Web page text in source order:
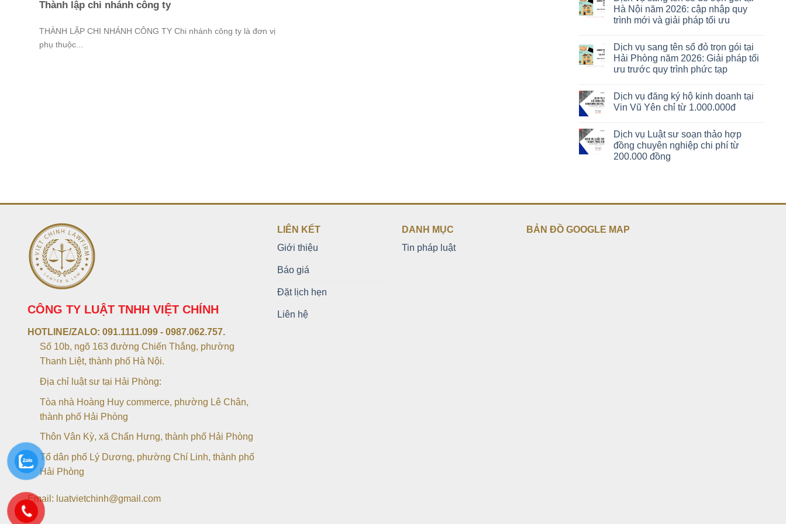
Thành lập chi nhánh công ty
THÀNH LẬP CHI NHÁNH CÔNG TY Chi nhánh công ty là đơn vị
phụ thuộc...
Hà Nội năm 2026: cập nhập quy
trình mới và giải pháp tối ưu
Dịch vụ sang tên sổ đỏ trọn gói tại
Hải Phòng năm 2026: Giải pháp tối
ưu trước quy trình phức tạp
Dịch vụ đăng ký hộ kinh doanh tại
Vin Vũ Yên chỉ từ 1.000.000đ
Dịch vụ Luật sư soạn thảo hợp
đồng chuyên nghiệp chi phí từ
200.000 đồng
CÔNG TY LUẬT TNHH VIỆT CHÍNH
HOTLINE/ZALO: 091.1111.099 - 0987.062.757.
Số 10b, ngõ 163 đường Chiến Thắng, phường
Thanh Liệt, thành phố Hà Nội.
Địa chỉ luật sư tại Hải Phòng:
Tòa nhà Hoàng Huy commerce, phường Lê Chân,
thành phố Hải Phòng
Thôn Vân Kỳ, xã Chấn Hưng, thành phố Hải Phòng
Tổ dân phố Lý Dương, phường Chí Linh, thành phố
Hải Phòng
Email: luatvietchinh@gmail.com
LIÊN KẾT
Giới thiệu
Báo giá
Đặt lịch hẹn
Liên hệ
DANH MỤC
Tin pháp luật
BẢN ĐỒ GOOGLE MAP